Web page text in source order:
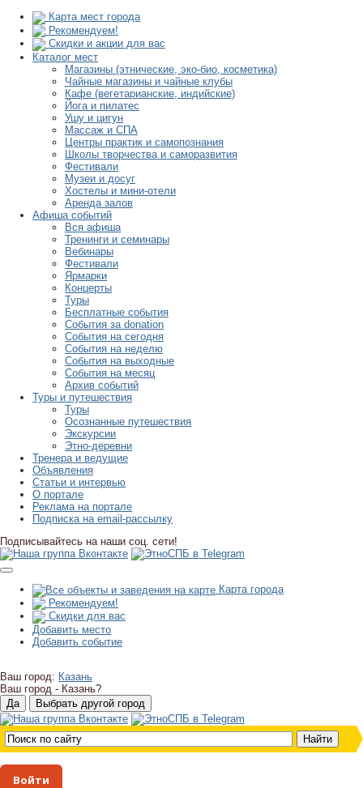
Карта мест города
Рекомендуем!
Скидки и акции для вас
Каталог мест
Магазины (этнические, эко-био, косметика)
Чайные магазины и чайные клубы
Кафе (вегетарианские, индийские)
Йога и пилатес
Ушу и цигун
Массаж и СПА
Центры практик и самопознания
Школы творчества и саморазвития
Фестивали
Музеи и досуг
Хостелы и мини-отели
Аренда залов
Афиша событий
Вся афиша
Тренинги и семинары
Вебинары
Фестивали
Ярмарки
Концерты
Туры
Бесплатные события
События за donation
События на сегодня
События на неделю
События на выходные
События на месяц
Архив событий
Туры и путешествия
Туры
Осознанные путешествия
Экскурсии
Этно-деревни
Тренера и ведущие
Объявления
Статьи и интервью
О портале
Реклама на портале
Подписка на email-рассылку
Подписывайтесь на наши соц. сети!
Карта города
Рекомендуем!
Скидки для вас
Добавить место
Добавить событие
Ваш город: Казань
Ваш город - Казань?
Войти